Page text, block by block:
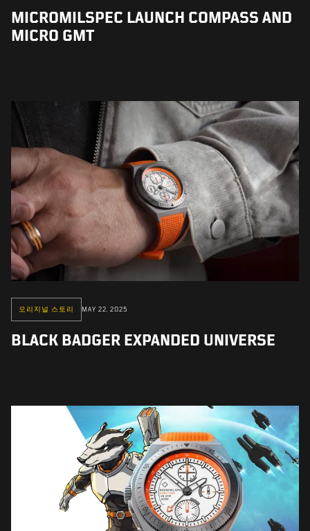
MICROMILSPEC LAUNCH COMPASS AND
MICRO GMT
오리지널 스토리 MAY 22, 2025
BLACK BADGER EXPANDED UNIVERSE